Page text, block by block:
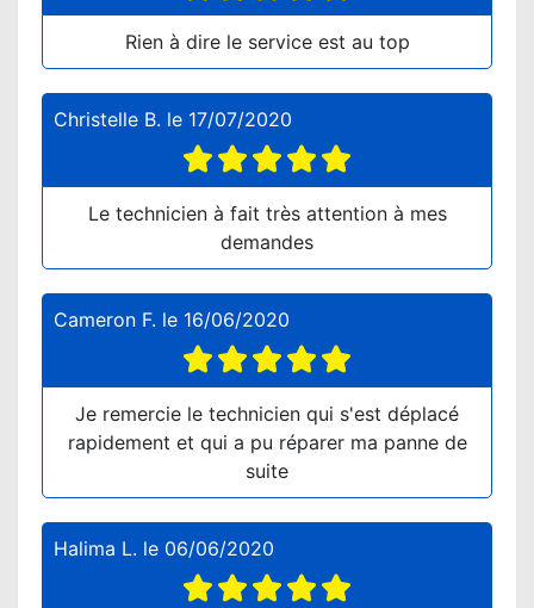
Rien à dire le service est au top
Christelle B. le 17/07/2020
Le technicien à fait très attention à mes
demandes
Cameron F. le 16/06/2020
Je remercie le technicien qui s'est déplacé
rapidement et qui a pu réparer ma panne de
suite
Halima L. le 06/06/2020